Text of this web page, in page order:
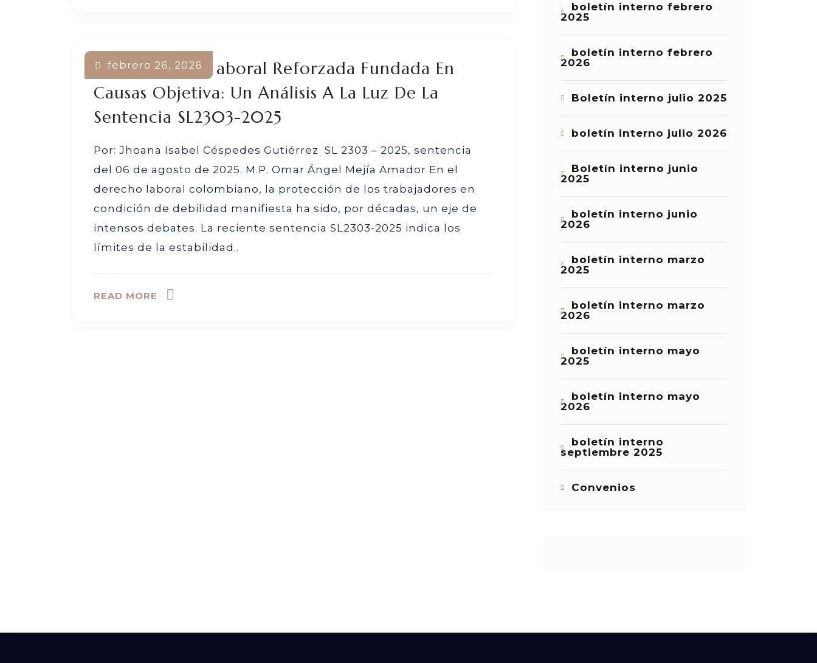
La Estabilidad Laboral Reforzada Fundada En
Causas Objetiva: Un Análisis A La Luz De La
Sentencia SL2303-2025
febrero 26, 2026
Por: Jhoana Isabel Céspedes Gutiérrez SL 2303 – 2025, sentencia
del 06 de agosto de 2025. M.P. Omar Ángel Mejía Amador En el
derecho laboral colombiano, la protección de los trabajadores en
condición de debilidad manifiesta ha sido, por décadas, un eje de
intensos debates. La reciente sentencia SL2303-2025 indica los
límites de la estabilidad..
READ MORE
boletín interno febrero
2025
boletín interno febrero
2026
Boletín interno julio 2025
boletín interno julio 2026
Boletín interno junio
2025
boletín interno junio
2026
boletín interno marzo
2025
boletín interno marzo
2026
boletín interno mayo
2025
boletín interno mayo
2026
boletín interno
septiembre 2025
Convenios